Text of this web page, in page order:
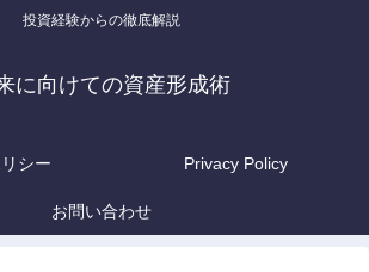
投資経験からの徹底解説
に向けての資産形成術
シー Privacy Policy
お問い合わせ